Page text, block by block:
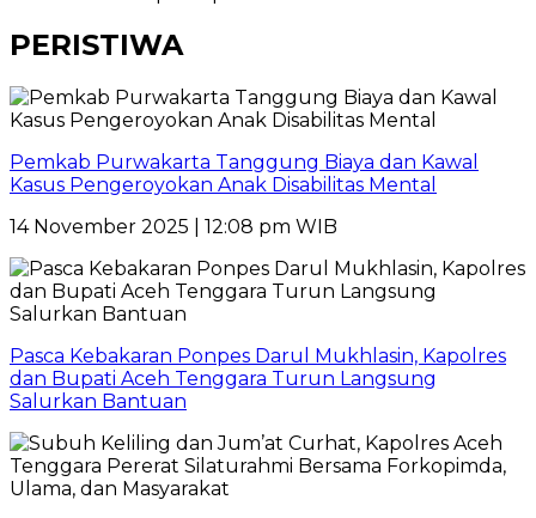
PERISTIWA
Pemkab Purwakarta Tanggung Biaya dan Kawal
Kasus Pengeroyokan Anak Disabilitas Mental
14 November 2025 | 12:08 pm WIB
Pasca Kebakaran Ponpes Darul Mukhlasin, Kapolres
dan Bupati Aceh Tenggara Turun Langsung
Salurkan Bantuan